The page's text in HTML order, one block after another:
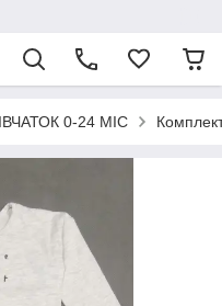
0-24 МІС